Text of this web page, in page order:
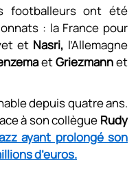
footballeurs ont été
: la France pour
et Nasri, l’Allemagne
etGriezmannet
depuis quatre ans.
à son collègue Rudy
ayant prolongé son
d’euros.